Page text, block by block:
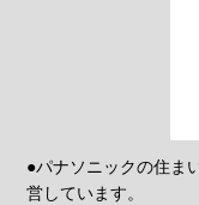
●パナソニックの住ま
営しています。